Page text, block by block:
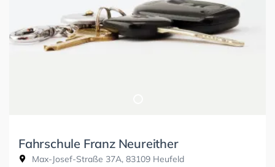
Fahrschule Franz Neureither
Max-Josef-Straße 37A, 83109 Heufeld